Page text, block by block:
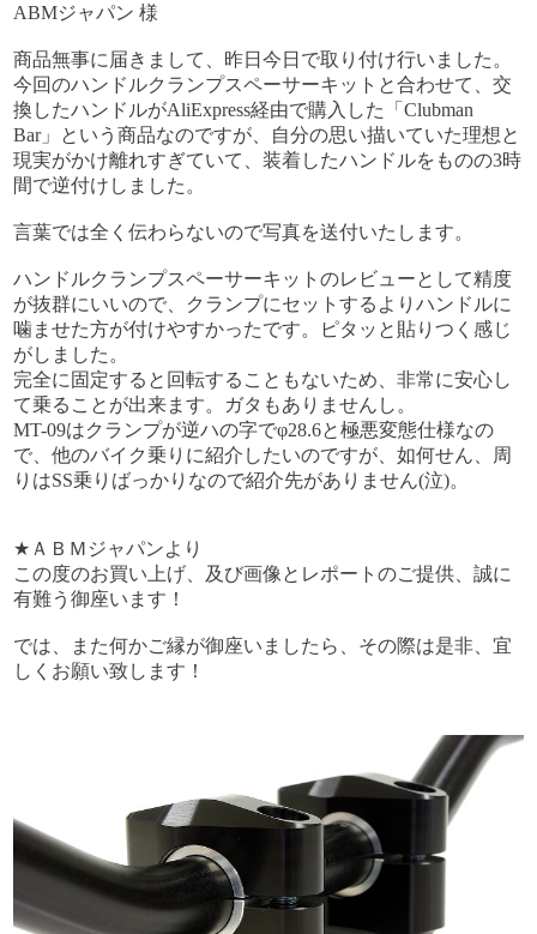
ABMジャパン 様
商品無事に届きまして、昨日今日で取り付け行いました。
今回のハンドルクランプスペーサーキットと合わせて、交
換したハンドルがAliExpress経由で購入した「Clubman
Bar」という商品なのですが、自分の思い描いていた理想と
現実がかけ離れすぎていて、装着したハンドルをものの3時
間で逆付けしました。
言葉では全く伝わらないので写真を送付いたします。
ハンドルクランプスペーサーキットのレビューとして精度
が抜群にいいので、クランプにセットするよりハンドルに
噛ませた方が付けやすかったです。ピタッと貼りつく感じ
がしました。
完全に固定すると回転することもないため、非常に安心し
て乗ることが出来ます。ガタもありませんし。
MT-09はクランプが逆ハの字でφ28.6と極悪変態仕様なの
で、他のバイク乗りに紹介したいのですが、如何せん、周
りはSS乗りばっかりなので紹介先がありません(泣)。
★ＡＢＭジャパンより
この度のお買い上げ、及び画像とレポートのご提供、誠に
有難う御座います！
では、また何かご縁が御座いましたら、その際は是非、宜
しくお願い致します！